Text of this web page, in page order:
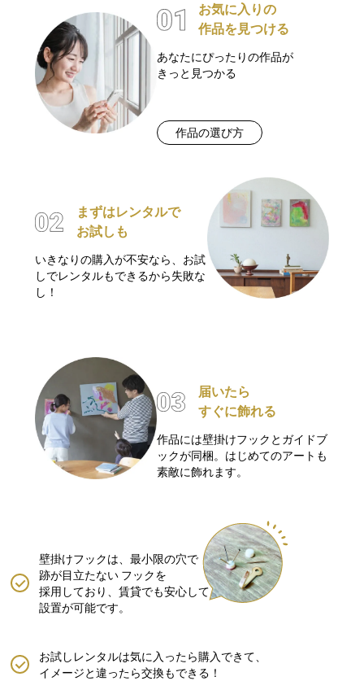
お気に入りの
作品を見つける
あなたにぴったりの作品が
きっと見つかる
作品の選び方
まずはレンタルで
お試しも
いきなりの購入が不安なら、お試
しでレンタルもできるから失敗な
し！
届いたら
すぐに飾れる
作品には壁掛けフックとガイドブ
ックが同梱。はじめてのアートも
素敵に飾れます。
壁掛けフックは、最小限の穴で
跡が目立たない フックを
採用しており、賃貸でも安心して
設置が可能です。
お試しレンタルは気に入ったら購入できて、
イメージと違ったら交換もできる！